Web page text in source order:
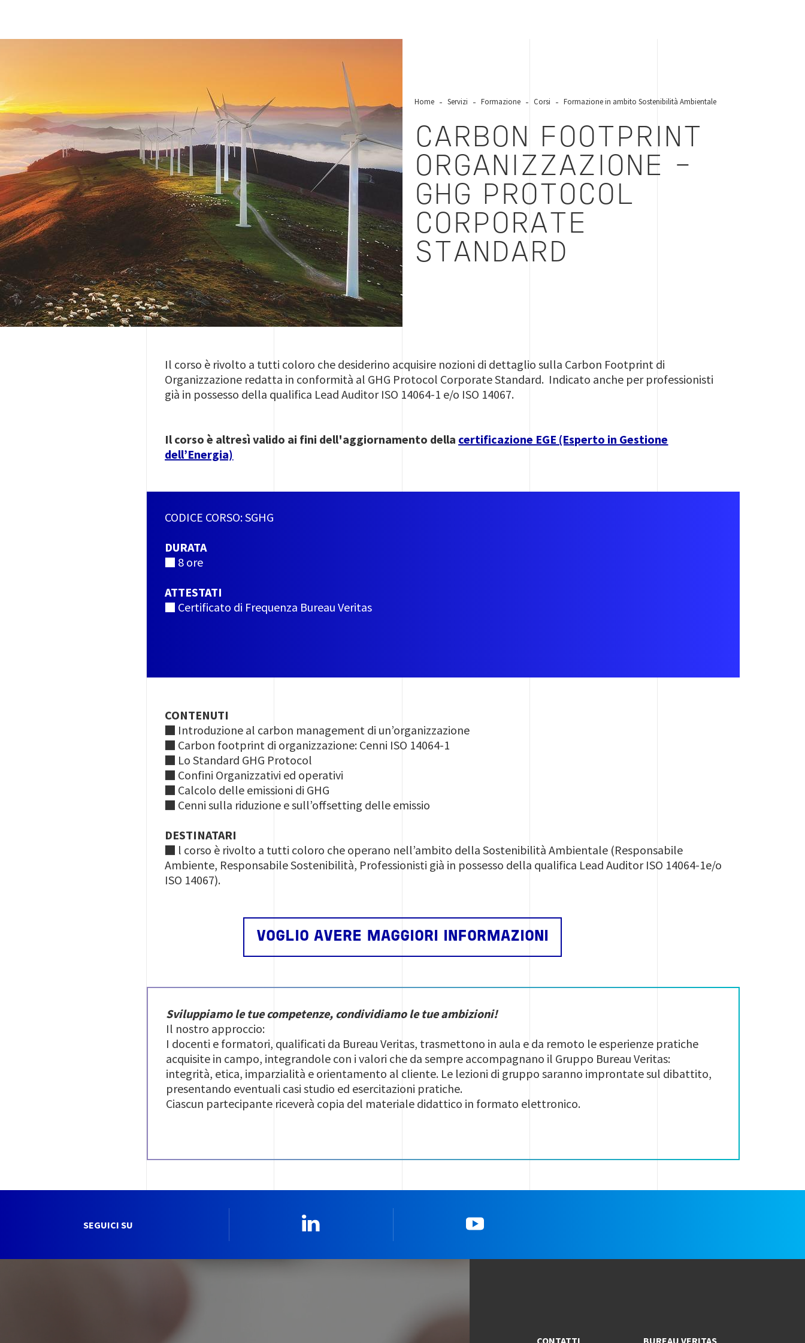
Home Servizi Formazione Corsi Formazione in ambito Sostenibilità Ambientale
CARBON FOOTPRINT
ORGANIZZAZIONE –
GHG PROTOCOL
CORPORATE
STANDARD
Il corso è rivolto a tutti coloro che desiderino acquisire nozioni di dettaglio sulla Carbon Footprint di
Organizzazione redatta in conformità al GHG Protocol Corporate Standard. Indicato anche per professionisti
già in possesso della qualifica Lead Auditor ISO 14064-1 e/o ISO 14067.
Il corso è altresì valido ai fini dell'aggiornamento della certificazione EGE (Esperto in Gestione
dell’Energia)
CODICE CORSO: SGHG
DURATA
■ 8 ore
ATTESTATI
■ Certificato di Frequenza Bureau Veritas
CONTENUTI
■ Introduzione al carbon management di un’organizzazione
■ Carbon footprint di organizzazione: Cenni ISO 14064-1
■ Lo Standard GHG Protocol
■ Confini Organizzativi ed operativi
■ Calcolo delle emissioni di GHG
■ Cenni sulla riduzione e sull’offsetting delle emissio
DESTINATARI
■ l corso è rivolto a tutti coloro che operano nell’ambito della Sostenibilità Ambientale (Responsabile
Ambiente, Responsabile Sostenibilità, Professionisti già in possesso della qualifica Lead Auditor ISO 14064-1e/o
ISO 14067).
VOGLIO AVERE MAGGIORI INFORMAZIONI
Sviluppiamo le tue competenze, condividiamo le tue ambizioni!
Il nostro approccio:
I docenti e formatori, qualificati da Bureau Veritas, trasmettono in aula e da remoto le esperienze pratiche
acquisite in campo, integrandole con i valori che da sempre accompagnano il Gruppo Bureau Veritas:
integrità, etica, imparzialità e orientamento al cliente. Le lezioni di gruppo saranno improntate sul dibattito,
presentando eventuali casi studio ed esercitazioni pratiche.
Ciascun partecipante riceverà copia del materiale didattico in formato elettronico.
SEGUICI SU
CONTATTI BUREAU VERITAS